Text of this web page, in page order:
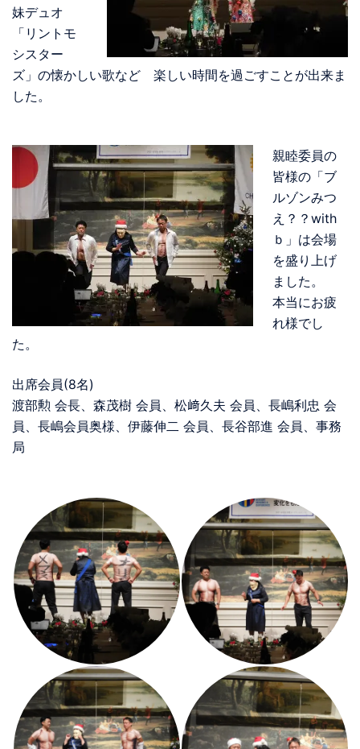
妹デュオ
「リントモ
シスター
ズ」の懐かしい歌など 楽しい時間を過ごすことが出来ま
した。
親睦委員の
皆様の「ブ
ルゾンみつ
え？？with
ｂ」は会場
を盛り上げ
ました。
本当にお疲
れ様でし
た。
出席会員(8名)
渡部勲 会長、森茂樹 会員、松﨑久夫 会員、長嶋利忠 会
員、長嶋会員奥様、伊藤伸二 会員、長谷部進 会員、事務
局